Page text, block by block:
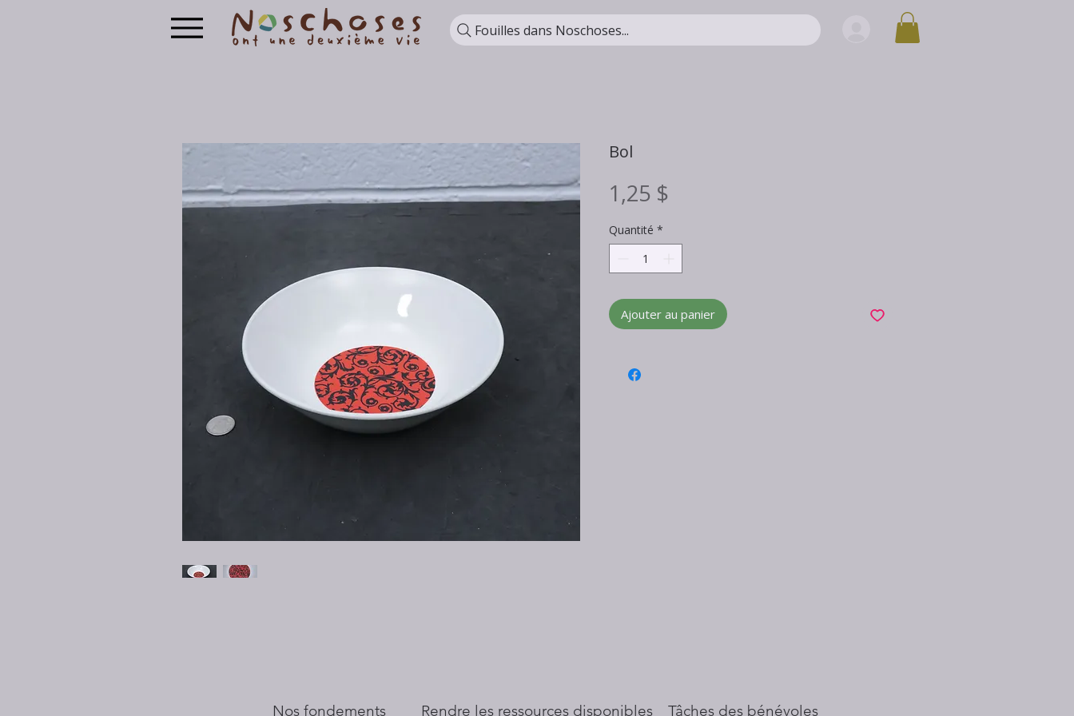
Fouilles dans Noschoses...
Bol
1,25 $
Quantité *
Ajouter au panier
Nos fondements
​Rendre les ressources disponibles
Tâches des bénévoles